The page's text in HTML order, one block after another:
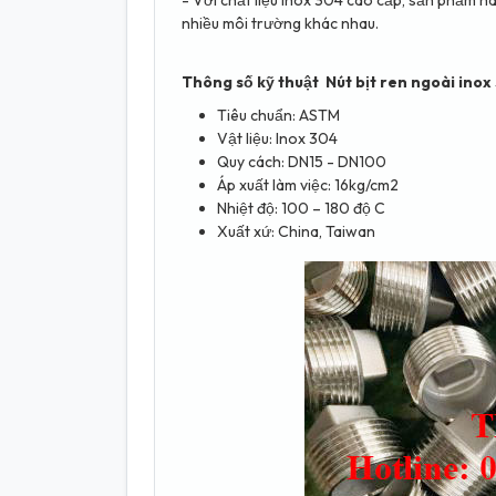
nhiều môi trường khác nhau.
Thông số kỹ thuật Nút bịt ren ngoài inox
Tiêu chuẩn: ASTM
Vật liệu: Inox 304
Quy cách: DN15 - DN100
Áp xuất làm việc: 16kg/cm2
Nhiệt độ: 100 – 180 độ C
Xuất xứ: China, Taiwan